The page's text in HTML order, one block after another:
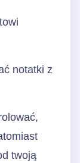
notatki z
twoją